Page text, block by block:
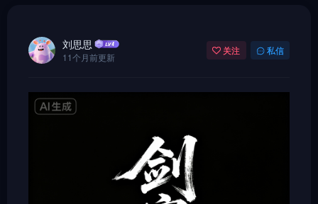
刘思思
11个月前更新
关注 私信